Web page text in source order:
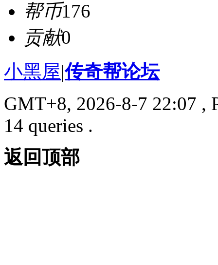
帮币176
贡献0
小黑屋|传奇帮论坛
GMT+8, 2026-8-7 22:07 ,
14 queries .
返回顶部